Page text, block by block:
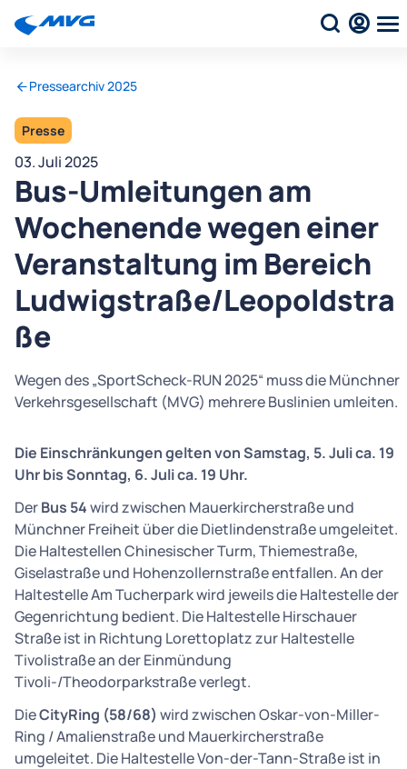
Pressearchiv 2025
Presse
03. Juli 2025
Bus-Umleitungen am
Wochenende wegen einer
Veranstaltung im Bereich
Ludwigstraße/Leopoldstra
ße
Wegen des „SportScheck-RUN 2025“ muss die Münchner
Verkehrsgesellschaft (MVG) mehrere Buslinien umleiten.
Die Einschränkungen gelten von Samstag, 5. Juli ca. 19
Uhr bis Sonntag, 6. Juli ca. 19 Uhr.
DerBus 54wird zwischen Mauerkircherstraße und
Münchner Freiheit über die Dietlindenstraße umgeleitet.
Die Haltestellen Chinesischer Turm, Thiemestraße,
Giselastraße und Hohenzollernstraße entfallen. An der
Haltestelle Am Tucherpark wird jeweils die Haltestelle der
Gegenrichtung bedient. Die Haltestelle Hirschauer
Straße ist in Richtung Lorettoplatz zur Haltestelle
Tivolistraße an der Einmündung
Tivoli-/Theodorparkstraße verlegt.
DieCityRing (58/68) wird zwischen Oskar-von-Miller-
Ring / Amalienstraße und Mauerkircherstraße
umgeleitet. Die Haltestelle Von-der-Tann-Straße ist in